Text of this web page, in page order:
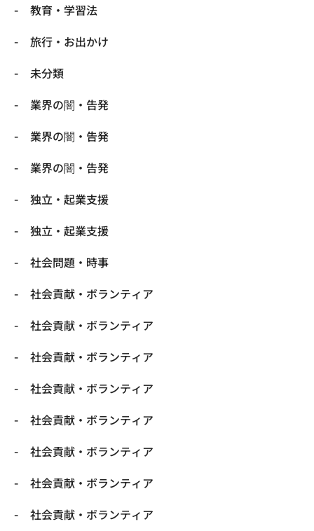
教育・学習法
旅行・お出かけ
未分類
業界の闇・告発
業界の闇・告発
業界の闇・告発
独立・起業支援
独立・起業支援
社会問題・時事
社会貢献・ボランティア
社会貢献・ボランティア
社会貢献・ボランティア
社会貢献・ボランティア
社会貢献・ボランティア
社会貢献・ボランティア
社会貢献・ボランティア
社会貢献・ボランティア